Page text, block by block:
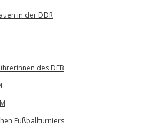
in der DDR
des DFB
Fußballturniers